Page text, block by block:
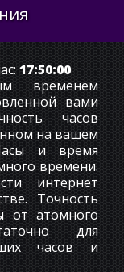
17:50:01
временем
вами
часов
на вашем
и время
времени.
интернет
Точность
от атомного
для
часов и